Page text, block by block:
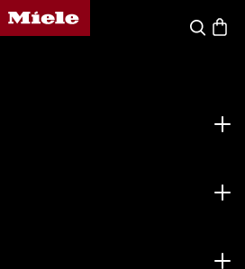
Page d'accueil de Miele
Panier